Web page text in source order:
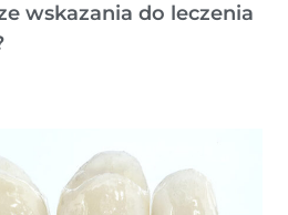
wskazania do leczenia